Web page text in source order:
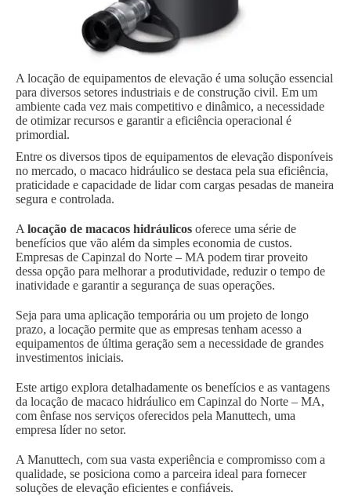
A locação de equipamentos de elevação é uma solução essencial
para diversos setores industriais e de construção civil. Em um
ambiente cada vez mais competitivo e dinâmico, a necessidade
de otimizar recursos e garantir a eficiência operacional é
primordial.
Entre os diversos tipos de equipamentos de elevação disponíveis
no mercado, o macaco hidráulico se destaca pela sua eficiência,
praticidade e capacidade de lidar com cargas pesadas de maneira
segura e controlada.
A locação de macacos hidráulicos oferece uma série de
benefícios que vão além da simples economia de custos.
Empresas de Capinzal do Norte – MA podem tirar proveito
dessa opção para melhorar a produtividade, reduzir o tempo de
inatividade e garantir a segurança de suas operações.
Seja para uma aplicação temporária ou um projeto de longo
prazo, a locação permite que as empresas tenham acesso a
equipamentos de última geração sem a necessidade de grandes
investimentos iniciais.
Este artigo explora detalhadamente os benefícios e as vantagens
da locação de macaco hidráulico em Capinzal do Norte – MA,
com ênfase nos serviços oferecidos pela Manuttech, uma
empresa líder no setor.
A Manuttech, com sua vasta experiência e compromisso com a
qualidade, se posiciona como a parceira ideal para fornecer
soluções de elevação eficientes e confiáveis.